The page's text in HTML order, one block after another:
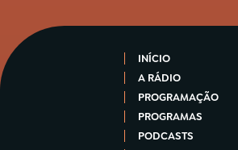
INÍCIO
A RÁDIO
PROGRAMAÇÃO
PROGRAMAS
PODCASTS